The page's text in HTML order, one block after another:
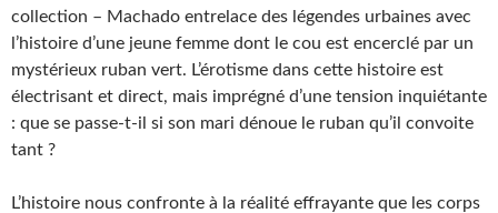
collection – Machado entrelace des légendes urbaines avec
l’histoire d’une jeune femme dont le cou est encerclé par un
mystérieux ruban vert. L’érotisme dans cette histoire est
électrisant et direct, mais imprégné d’une tension inquiétante
: que se passe-t-il si son mari dénoue le ruban qu’il convoite
tant ?
L’histoire nous confronte à la réalité effrayante que les corps